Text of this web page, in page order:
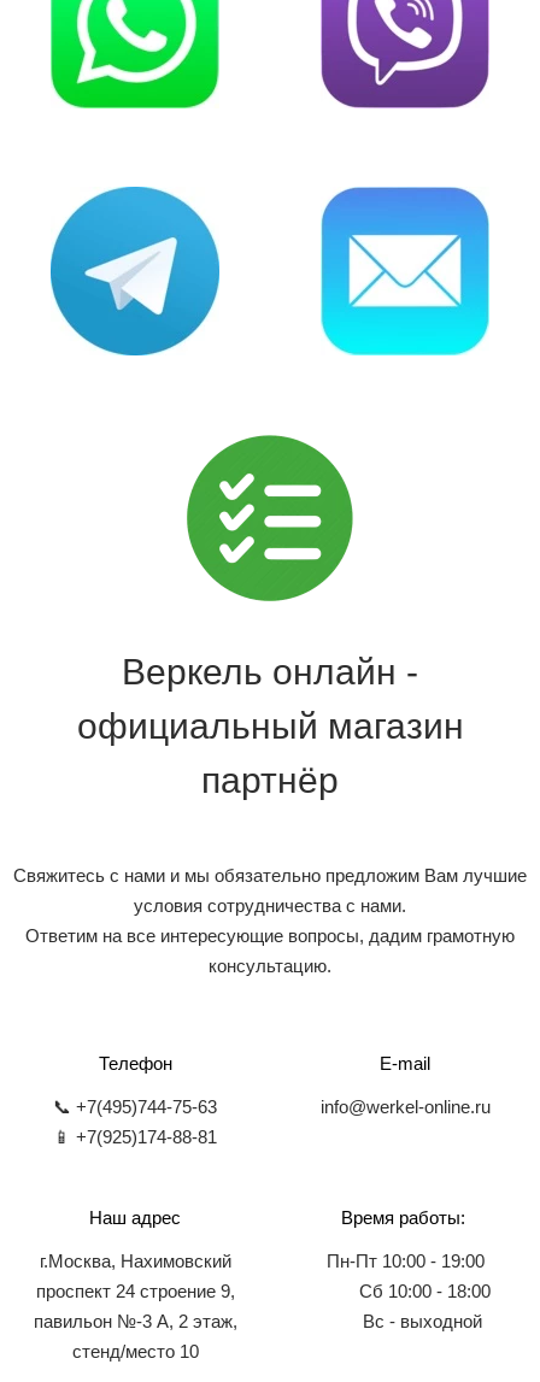
Веркель онлайн -
официальный магазин
партнёр
Свяжитесь с нами и мы обязательно предложим Вам лучшие
условия сотрудничества с нами.
Ответим на все интересующие вопросы, дадим грамотную
консультацию.
Телефон
📞 +7(495)744-75-63
📱 +7(925)174-88-81
E-mail
info@werkel-online.ru
Наш адрес
г.Москва, Нахимовский
проспект 24 строение 9,
павильон №-3 А, 2 этаж,
стенд/место 10
Время работы:
Пн-Пт 10:00 - 19:00
Сб 10:00 - 18:00
Вс - выходной